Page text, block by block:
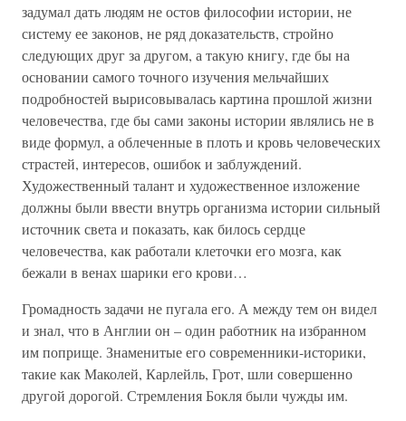
задумал дать людям не остов философии истории, не
систему ее законов, не ряд доказательств, стройно
следующих друг за другом, а такую книгу, где бы на
основании самого точного изучения мельчайших
подробностей вырисовывалась картина прошлой жизни
человечества, где бы сами законы истории являлись не в
виде формул, а облеченные в плоть и кровь человеческих
страстей, интересов, ошибок и заблуждений.
Художественный талант и художественное изложение
должны были ввести внутрь организма истории сильный
источник света и показать, как билось сердце
человечества, как работали клеточки его мозга, как
бежали в венах шарики его крови…
Громадность задачи не пугала его. А между тем он видел
и знал, что в Англии он – один работник на избранном
им поприще. Знаменитые его современники-историки,
такие как Маколей, Карлейль, Грот, шли совершенно
другой дорогой. Стремления Бокля были чужды им.